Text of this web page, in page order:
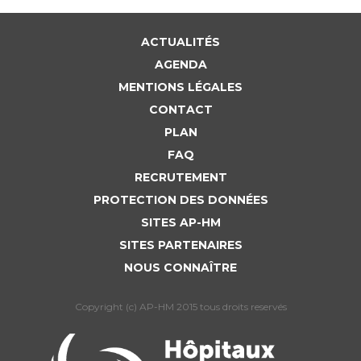
ACTUALITÉS
AGENDA
MENTIONS LÉGALES
CONTACT
PLAN
FAQ
RECRUTEMENT
PROTECTION DES DONNÉES
SITES AP-HM
SITES PARTENAIRES
NOUS CONNAÎTRE
Copyright (c) AP-HM 2015 tous droits reservés